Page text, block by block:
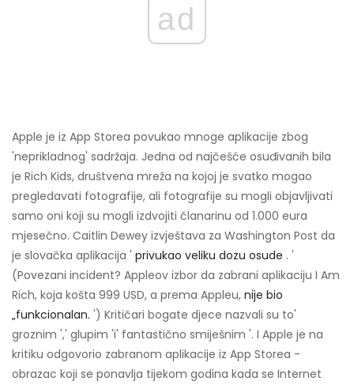
ad
Apple je iz App Storea povukao mnoge aplikacije zbog
'neprikladnog' sadržaja. Jedna od najčešće osuđivanih bila
je Rich Kids, društvena mreža na kojoj je svatko mogao
pregledavati fotografije, ali fotografije su mogli objavljivati ​​
samo oni koji su mogli izdvojiti članarinu od 1.000 eura
mjesečno. Caitlin Dewey izvještava za Washington Post da
je slovačka aplikacija ' privukao veliku dozu osude . '
(Povezani incident? Appleov izbor da zabrani aplikaciju I Am
Rich, koja košta 999 USD, a prema Appleu, nije bio
„funkcionalan. ') Kritičari bogate djece nazvali su to'
groznim ',' glupim 'i' fantastično smiješnim '. I Apple je na
kritiku odgovorio zabranom aplikacije iz App Storea -
obrazac koji se ponavlja tijekom godina kada se Internet